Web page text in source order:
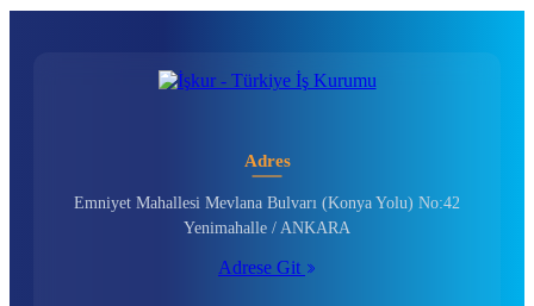
Adres
Emniyet Mahallesi Mevlana Bulvarı (Konya Yolu) No:42
Yenimahalle / ANKARA
Adrese Git